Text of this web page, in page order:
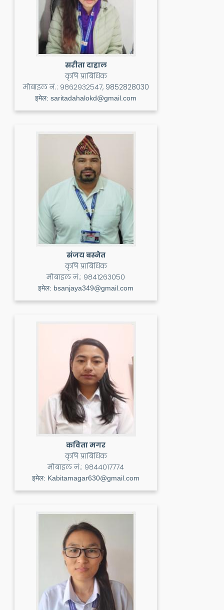
सरीता दाहाल
कृषि प्राबिधिक
मोबाइल नं.: ९८६२९३२५४७, 9852828030
इमेल: saritadahalokd@gmail.com
संजय बस्नेत
कृषि प्राबिधिक
मोबाइल नं.: ९८४१२६३०५०
इमेल: bsanjaya349@gmail.com
कविता मगर
कृषि प्राबिधिक
मोबाइल नं.: ९८४४०१७७७४
इमेल: Kabitamagar630@gmail.com